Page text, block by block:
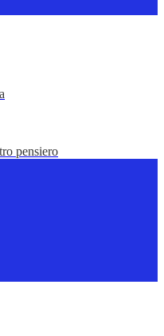
pensiero